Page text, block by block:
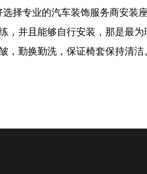
汽车座套的材质有哪
差不齐。很多车主在
车座垫和座套时，汽